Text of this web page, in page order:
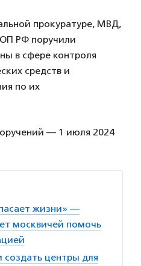
прокуратуре, МВД,
РФ поручили
в сфере контроля
средств и
по их
— 1 июля 2024
жизни» —
москвичей помочь
центры для